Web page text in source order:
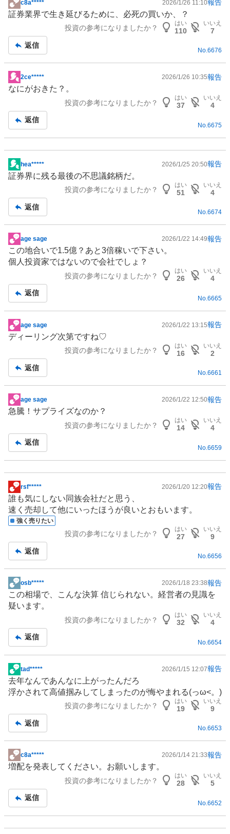
掲
示
事
c8a***** 2026/1/26 11:10報告
証券業界で生き延びるために、必死の買いか、？
投資の参考になりましたか？
はい
110
いいえ
7
返信
No.6676
掲
示
事
2ce***** 2026/1/26 10:35報告
なにがおきた？。
投資の参考になりましたか？
はい
37
いいえ
4
返信
No. 6675
掲
示
事
hea***** 2026/1/25 20:50報告
証券界に残る最後の不思議銘柄だ。
投資の参考になりましたか？
はい
51
いいえ
4
返信
No.6674
掲
示
板
age sage 2026/1/22 14:49報告
この地合いで1.5億？あと3倍稼いで下さい。
個人投資家ではないので会社でしょ？
投資の参考になりましたか？
はい
26
いいえ
4
返信
No. 6665
掲
示
事
age sage 2026/1/22 13:15報告
ディーリング次第ですね♡
投資の参考になりましたか？
はい
16
いいえ
2
返信
No.6661
掲
示
事
age sage 2026/1/22 12:50報告
急騰！サプライズなのか？
投資の参考になりましたか？
はい
14
いいえ
4
返信
No. 6659
掲
示
板
記
rsf***** 2026/1/20 12:20報告
誰も気にしない同族会社だと思う、
速く売却して他にいったほうが良いとおもいます。
強く売りたい
投資の参考になりましたか？
はい
27
いいえ
9
返信
No.6656
掲
示
板
osb***** 2026/1/18 23:38報告
この相場で、こんな決算 信じられない。経営者の見識を
疑います。
投資の参考になりましたか？
はい
32
いいえ
4
返信
No. 6654
掲
示
板
tad***** 2026/1/15 12:07報告
去年なんであんなに上がったんだろ
浮かされて高値掴みしてしまったのが悔やまれる(っω<。)
投資の参考になりましたか？
はい
19
いいえ
9
返信
No.6653
掲
示
事
c8a***** 2026/1/14 21:33報告
増配を発表してください。お願いします。
投資の参考になりましたか？
はい
28
いいえ
5
返信
No. 6652